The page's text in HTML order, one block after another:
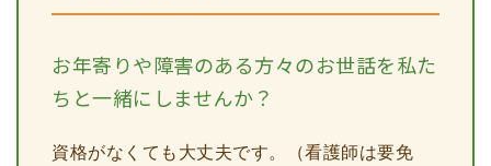
お年寄りや障害のある方々のお世話を私た
ちと一緒にしませんか？
資格がなくても大丈夫です。（看護師は要免